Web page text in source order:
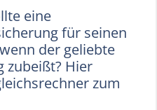
eine
für seinen
der geliebte
zubeißt? Hier
zum